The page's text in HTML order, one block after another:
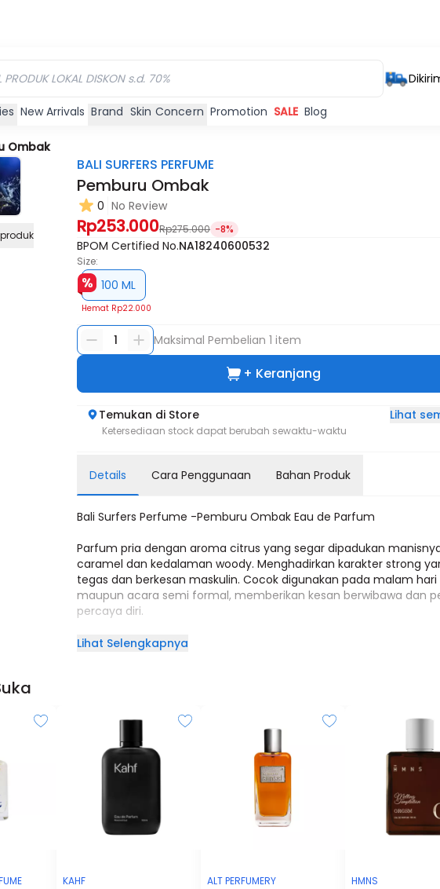
New Arrivals Brand Skin Concern Promotion SALE Blog
Ombak
BALI SURFERS PERFUME
Pemburu Ombak
0 No Review
Rp253.000Rp275.000 -8%
BPOM Certified No.NA18240600532
Size:
100 ML
Hemat Rp22.000
1 Maksimal Pembelian1 item
+ Keranjang
Temukan di Store Lihat
Ketersediaan stock dapat berubah sewaktu-waktu
Details Cara Penggunaan Bahan Produk
Bali Surfers Perfume -Pemburu Ombak Eau de Parfum
Parfum pria dengan aroma citrus yang segar dipadukan
caramel dan kedalaman woody. Menghadirkan karakter strong
tegas dan berkesan maskulin. Cocok digunakan pada malam hari
maupun acara semi formal, memberikan kesan berwibawa dan
percaya diri.
Eau de Parfum (EDP) – tahan lama & cocok untuk aktivitas sehari-
Lihat Selengkapnya
KAHF
ALT PERFUMERY
HMNS